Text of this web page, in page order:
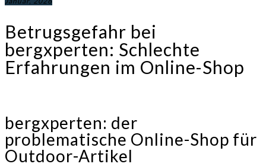
Betrugsgefahr bei
bergxperten: Schlechte
Erfahrungen im Online-Shop
bergxperten: der
problematische Online-Shop für
Outdoor-Artikel